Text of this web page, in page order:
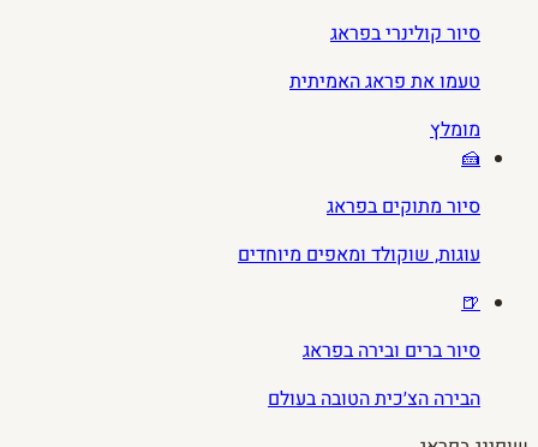
סיור קולינרי בפראג
טעמו את פראג האמיתית
מומלץ
🍰
סיור מתוקים בפראג
עוגות, שוקולד ומאפים מיוחדים
🍺
סיור ברים ובירה בפראג
הבירה הצ׳כית הטובה בעולם